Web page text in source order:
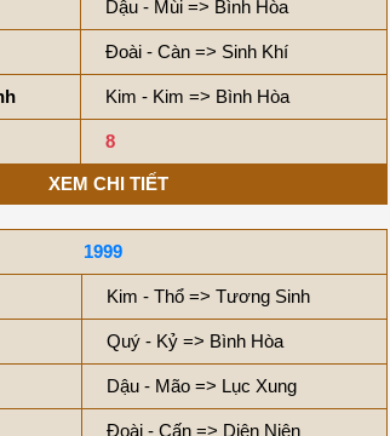
Dậu - Mùi => Bình Hòa
Đoài - Càn => Sinh Khí
Kim - Kim => Bình Hòa
8
XEM CHI TIẾT
1999
Kim - Thổ => Tương Sinh
Quý - Kỷ => Bình Hòa
Dậu - Mão => Lục Xung
Đoài - Cấn => Diên Niên